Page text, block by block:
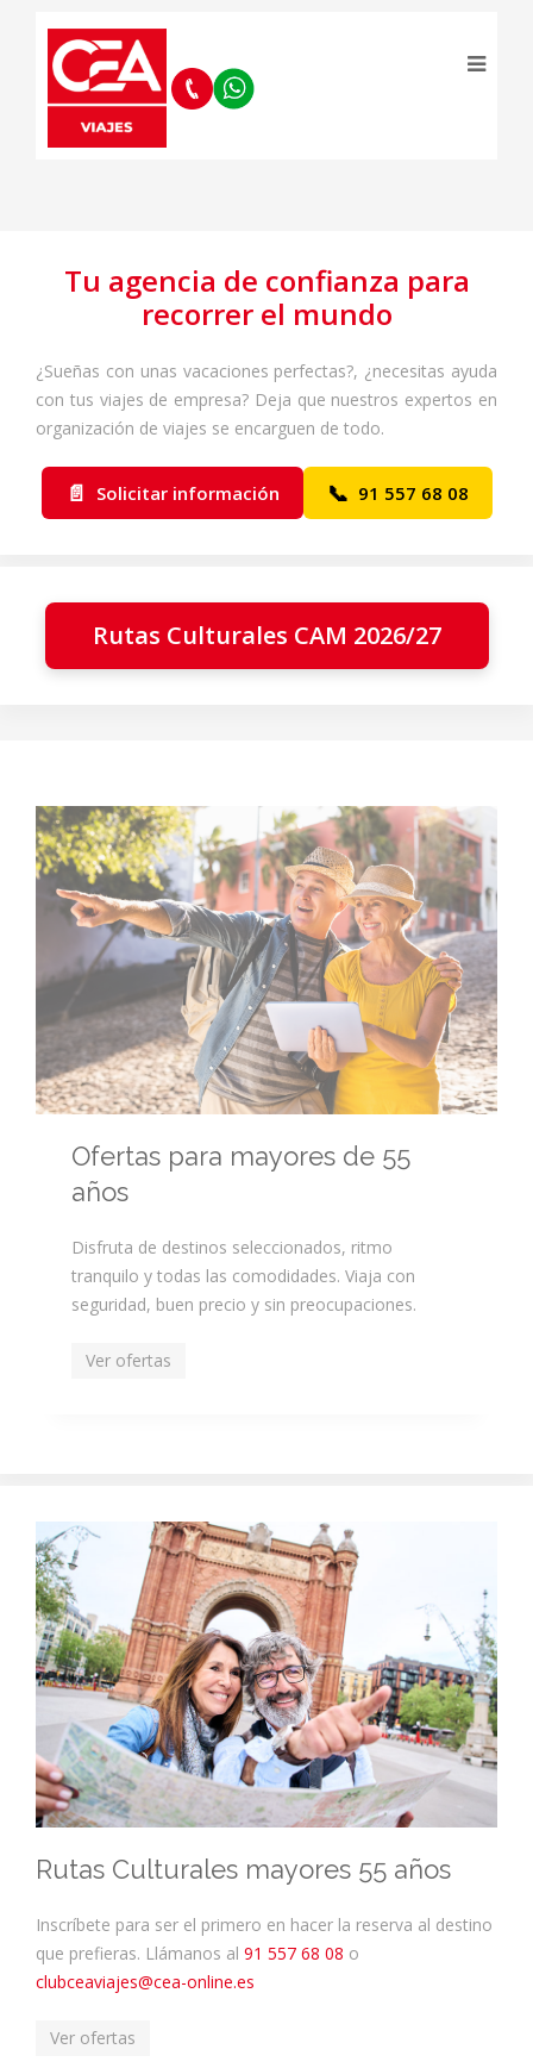
Tu agencia de confianza para
recorrer el mundo
¿Sueñas con unas vacaciones perfectas?, ¿necesitas ayuda
con tus viajes de empresa? Deja que nuestros expertos en
organización de viajes se encarguen de todo.
📄 Solicitar información 📞 91 557 68 08
Rutas Culturales CAM 2026/27
Ofertas para mayores de 55
años
Disfruta de destinos seleccionados, ritmo
tranquilo y todas las comodidades. Viaja con
seguridad, buen precio y sin preocupaciones.
Ver ofertas
Rutas Culturales mayores 55 años
Inscríbete para ser el primero en hacer la reserva al destino
que prefieras. Llámanos al 91 557 68 08 o
clubceaviajes@cea-online.es
Ver ofertas